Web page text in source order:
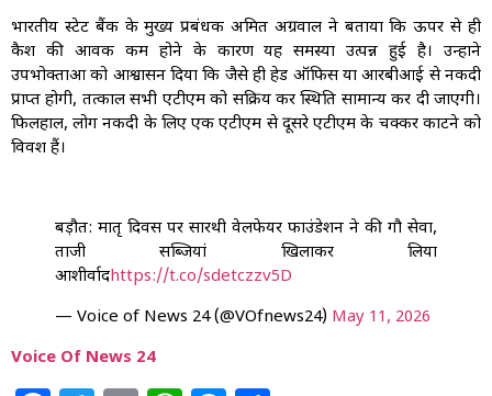
भारतीय स्टेट बैंक के मुख्य प्रबंधक अमित अग्रवाल ने बताया कि ऊपर से ही
कैश की आवक कम होने के कारण यह समस्या उत्पन्न हुई है। उन्होंने
उपभोक्ताओं को आश्वासन दिया कि जैसे ही हेड ऑफिस या आरबीआई से नकदी
प्राप्त होगी, तत्काल सभी एटीएम को सक्रिय कर स्थिति सामान्य कर दी जाएगी।
फिलहाल, लोग नकदी के लिए एक एटीएम से दूसरे एटीएम के चक्कर काटने को
विवश हैं।
बड़ौत: मातृ दिवस पर सारथी वेलफेयर फाउंडेशन ने की गौ सेवा,
ताजी सब्जियां खिलाकर लिया
आशीर्वादhttps://t.co/sdetczzv5D
— Voice of News 24 (@VOfnews24) May 11, 2026
Voice Of News 24